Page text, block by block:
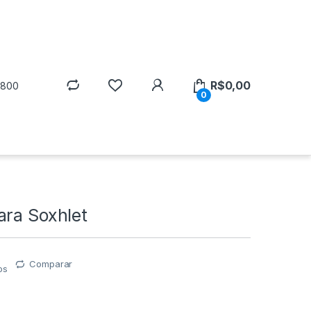
0
R$0,00
Soxhlet
Comparar